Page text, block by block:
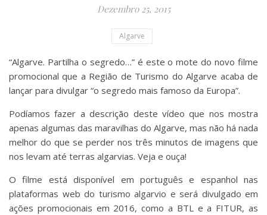
Dezembro 25, 2015
Algarve
“Algarve. Partilha o segredo…” é este o mote do novo filme
promocional que a Região de Turismo do Algarve acaba de
lançar para divulgar “o segredo mais famoso da Europa”.
Podíamos fazer a descrição deste vídeo que nos mostra
apenas algumas das maravilhas do Algarve, mas não há nada
melhor do que se perder nos três minutos de imagens que
nos levam até terras algarvias. Veja e ouça!
O filme está disponível em português e espanhol nas
plataformas web do turismo algarvio e será divulgado em
ações promocionais em 2016, como a BTL e a FITUR, as